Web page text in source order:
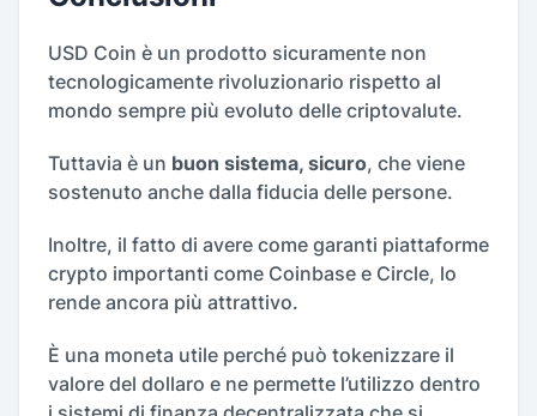
USD Coin è un prodotto sicuramente non
tecnologicamente rivoluzionario rispetto al
mondo sempre più evoluto delle criptovalute.
Tuttavia è un buon sistema, sicuro, che viene
sostenuto anche dalla fiducia delle persone.
Inoltre, il fatto di avere come garanti piattaforme
crypto importanti come Coinbase e Circle, lo
rende ancora più attrattivo.
È una moneta utile perché può tokenizzare il
valore del dollaro e ne permette l’utilizzo dentro